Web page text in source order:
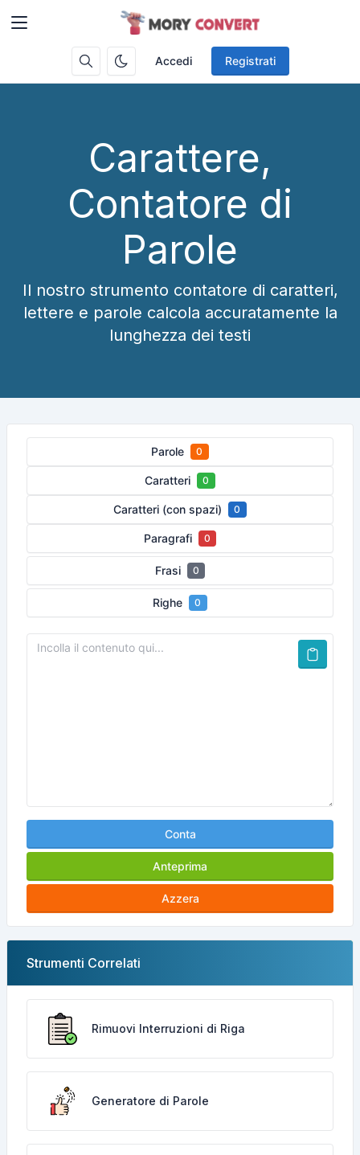
Accedi Registrati
Carattere,
Contatore di
Parole
Il nostro strumento contatore di caratteri,
lettere e parole calcola accuratamente la
lunghezza dei testi
Parole 0
Caratteri 0
Caratteri (con spazi) 0
Paragrafi 0
Frasi 0
Righe 0
Conta
Anteprima
Azzera
Strumenti Correlati
Rimuovi Interruzioni di Riga
Generatore di Parole